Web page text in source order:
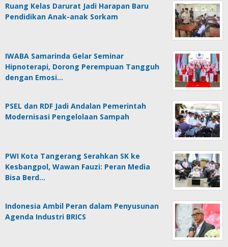
Ruang Kelas Darurat Jadi Harapan Baru
Pendidikan Anak-anak Sorkam
IWABA Samarinda Gelar Seminar
Hipnoterapi, Dorong Perempuan Tangguh
dengan Emosi…
PSEL dan RDF Jadi Andalan Pemerintah
Modernisasi Pengelolaan Sampah
PWI Kota Tangerang Serahkan SK ke
Kesbangpol, Wawan Fauzi: Peran Media
Bisa Berd…
Indonesia Ambil Peran dalam Penyusunan
Agenda Industri BRICS